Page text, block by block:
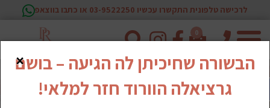
לרכישה טלפונית התקשרו עכשיו 03-9522250 או כתבו בווצאפ
טלפון
0
×
הבשורה שחיכיתן לה הגיעה – בושם
גרציאלה הוורוד חזר למלאי!